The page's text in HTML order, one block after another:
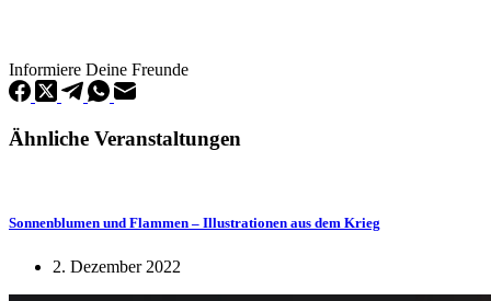
Informiere Deine Freunde
Ähnliche Veranstaltungen
Sonnenblumen und Flammen – Illustrationen aus dem Krieg
2. Dezember 2022